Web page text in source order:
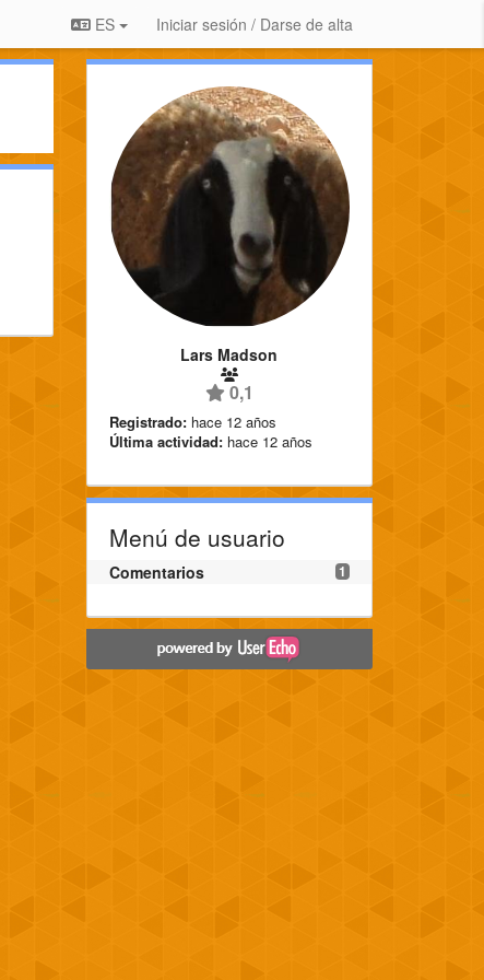
ES Iniciar sesión / Darse de alta
Lars Madson
0,1
Registrado: hace 12 años
Última actividad: hace 12 años
Menú de usuario
1
Comentarios